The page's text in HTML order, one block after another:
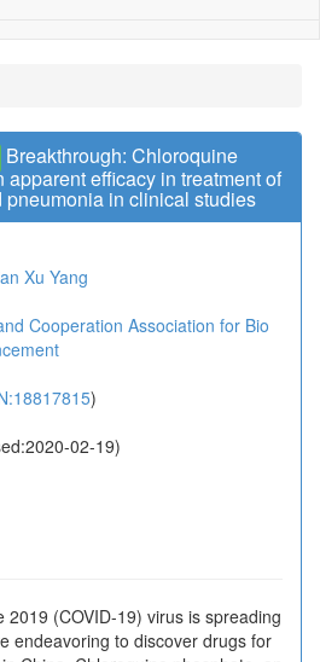
Breakthrough: Chloroquine
efficacy in treatment of
pneumonia in clinical studies
Xu Yang
Cooperation Association for Bio
)
02-19)
(COVID-19) virus is spreading
endeavoring to discover drugs for